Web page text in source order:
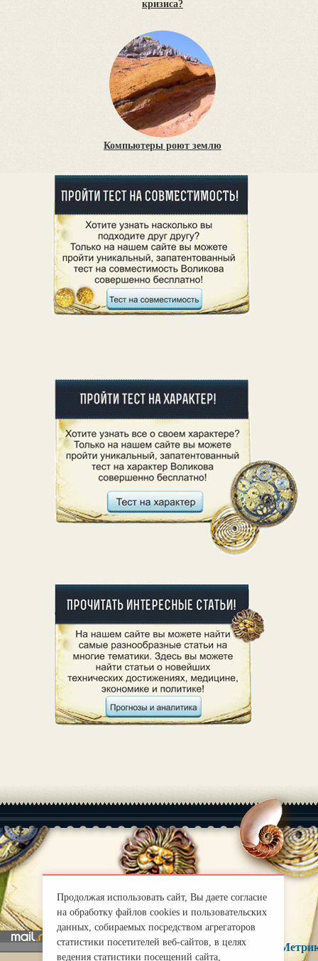
кризиса?
Компьютеры роют землю
|
mirprognoz@mail.ru
Продолжая использовать сайт, Вы даете согласие
на обработку файлов cookies и пользовательских
данных, собираемых посредством агрегаторов
статистики посетителей веб-сайтов, в целях
ведения статистики посещений сайта,